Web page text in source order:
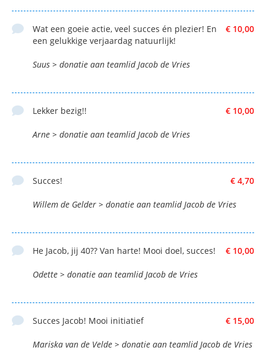
€ 10,00
Wat een goeie actie, veel succes én plezier! En
een gelukkige verjaardag natuurlijk!
Suus > donatie aan teamlid Jacob de Vries
€ 10,00
Lekker bezig!!
Arne > donatie aan teamlid Jacob de Vries
€ 4,70
Succes!
Willem de Gelder > donatie aan teamlid Jacob de Vries
€ 10,00
He Jacob, jij 40?? Van harte! Mooi doel, succes!
Odette > donatie aan teamlid Jacob de Vries
€ 15,00
Succes Jacob! Mooi initiatief
Mariska van de Velde > donatie aan teamlid Jacob de Vries